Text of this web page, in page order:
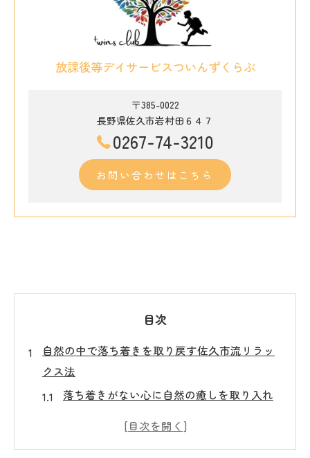
放課後等デイサービスついんずくらぶ
〒385-0022
長野県佐久市岩村田６４７
0267-74-3210
お問い合わせはこちら
目次
自然の中で落ち着きを取り戻す佐久市流リラッ
クス法
落ち着きがない心に自然の癒しを取り入れ